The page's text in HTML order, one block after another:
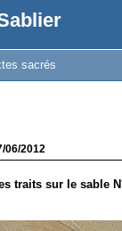
sacrés
06/2012
traits sur le sable